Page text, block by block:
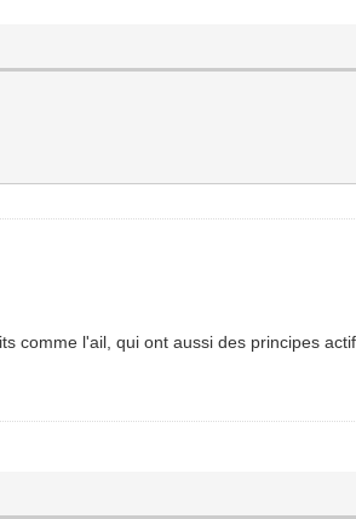
comme l'ail, qui ont aussi des principes